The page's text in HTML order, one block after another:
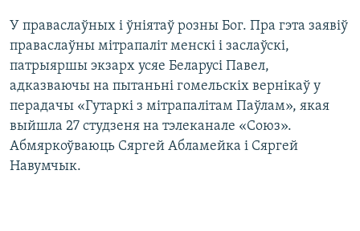
У праваслаўных і ўніятаў розны Бог. Пра гэта заявіў
праваслаўны мітрапаліт менскі і заслаўскі,
патрыяршы экзарх усяе Беларусі Павел,
адказваючы на пытаньні гомельскіх вернікаў у
перадачы «Гутаркі з мітрапалітам Паўлам», якая
выйшла 27 студзеня на тэлеканале «Союз».
Абмяркоўваюць Сяргей Абламейка і Сяргей
Навумчык.